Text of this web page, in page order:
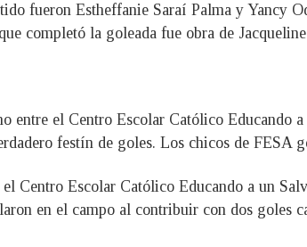
fueron Estheffanie Saraí Palma y Yancy
completó la goleada fue obra de
entre el Centro Escolar Católico Educando
festín de goles. Los chicos de FESA
el Centro Escolar Católico Educando a un
en el campo al contribuir con dos goles